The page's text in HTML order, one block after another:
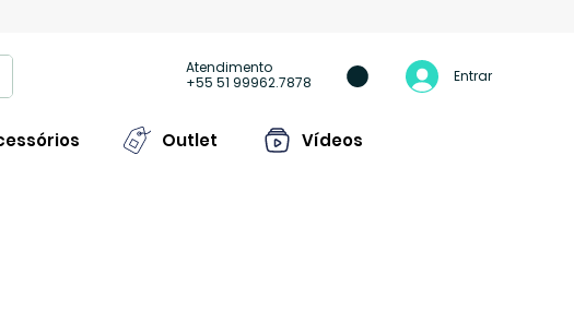
Atendimento
+55 51 99962.7878
Entrar
Outlet Vídeos